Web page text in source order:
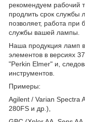
рекомендуем рабочий
продлить срок службы
позволяет, работа при
службы вашей лампы.
Наша продукция ламп
элементов в версиях
"Perkin Elmer" и,
инструментов.
Примеры:
Agilent / Varian Spectra
280FS и др.),